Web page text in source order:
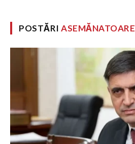
POSTĂRIASEMĂNATOARE